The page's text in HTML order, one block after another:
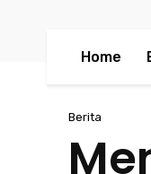
Home
Berita